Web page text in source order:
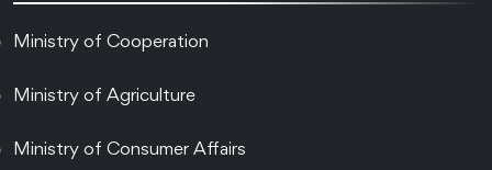
Ministry of Cooperation
Ministry of Agriculture
Ministry of Consumer Affairs